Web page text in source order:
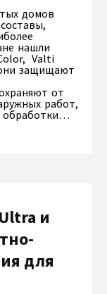
домов
нашли
Valti
защищают
от
работ,
обработки…
и
для